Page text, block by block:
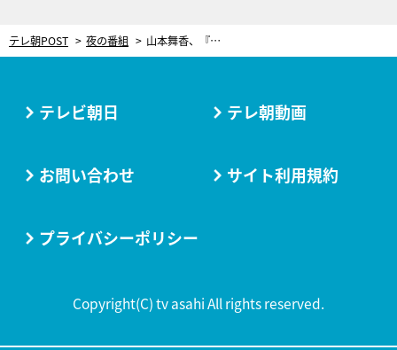
テレ朝POST 夜の番組 山本舞香、『捜査一課長』シリーズ最年少刑事に！内藤剛志の“右腕”として登場
テレビ朝日 テレ朝動画
お問い合わせ サイト利用規約
プライバシーポリシー
Copyright(C) tv asahi All rights reserved.